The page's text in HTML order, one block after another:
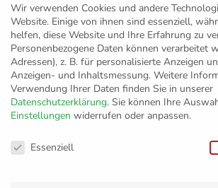
Wir verwenden Cookies und andere
Website. Einige von ihnen sind essenziell,
helfen, diese Website und Ihre Erfahrung zu
Personenbezogene Daten können verarbeitet
Adressen), z. B. für personalisierte Anzeigen
Anzeigen- und Inhaltsmessung. Weitere
Verwendung Ihrer Daten finden Sie in unserer
Datenschutzerklärung. Sie können Ihre
Einstellungen widerrufen oder anpassen.
Datenschutzeinstellungen
Essenziell